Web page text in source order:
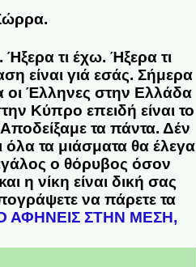
τι έχω. Ήξερα τι
είναι γιά εσάς. Σήμερα
οι Έλληνες στην Ελλάδα
Κύπρο επειδή είναι το
Αποδείξαμε τα πάντα. Δέν
όλα τα μιάσματα θα έλεγα
ο θόρυβος όσον
η νίκη είναι δική σας
να πάρετε τα
ΑΦΗΝΕΙΣ ΣΤΗΝ ΜΕΣΗ,